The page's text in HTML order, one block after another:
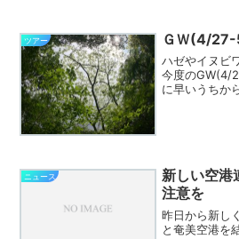
望の方はご連
ツアー ＧＷ(4/
ハゼやイヌビ
今度のGW(4/
に早いうちか
ニュース
新しい空港
注意を
昨日から新し
と奄美空港を